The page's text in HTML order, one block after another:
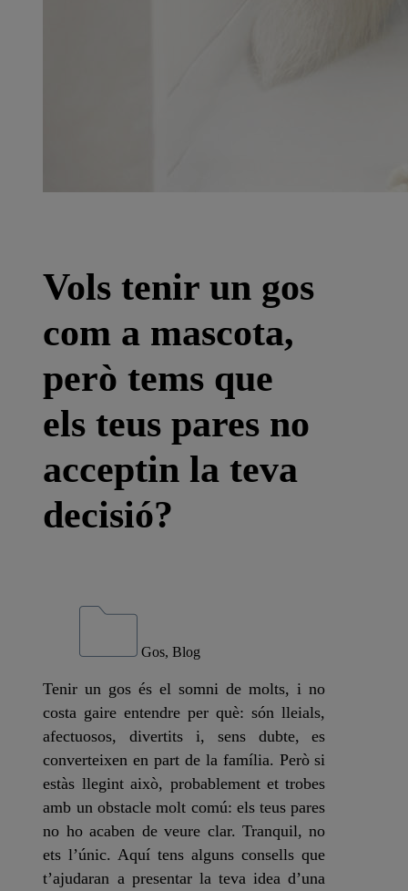
Vols tenir un gos
com a mascota,
però tems que
els teus pares no
acceptin la teva
decisió?
Gos, Blog
Tenir un gos és el somni de molts, i no
costa gaire entendre per què: són lleials,
afectuosos, divertits i, sens dubte, es
converteixen en part de la família. Però si
estàs llegint això, probablement et trobes
amb un obstacle molt comú: els teus pares
no ho acaben de veure clar. Tranquil, no
ets l’únic. Aquí tens alguns consells que
t’ajudaran a presentar la teva idea d’una